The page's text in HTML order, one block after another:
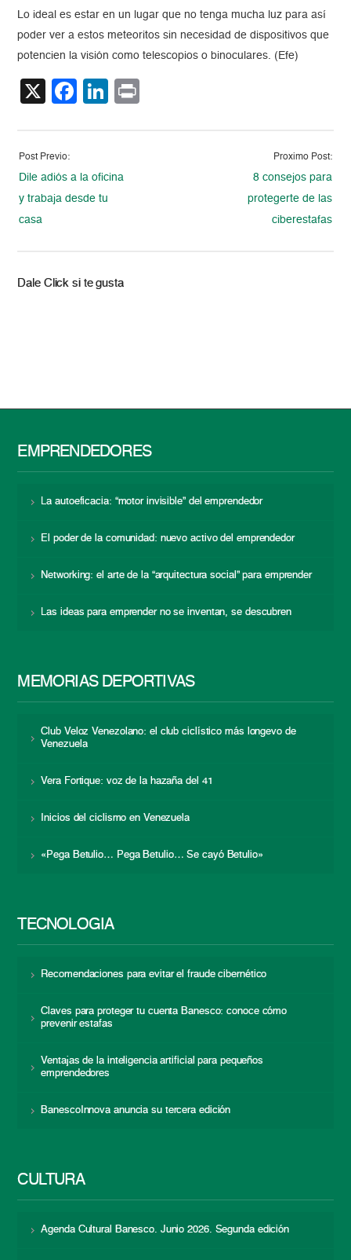
Lo ideal es estar en un lugar que no tenga mucha luz para así
poder ver a estos meteoritos sin necesidad de dispositivos que
potencien la visión como telescopios o binoculares. (Efe)
X Facebook
LinkedIn
Post Previo:
Dile adiós a la oficina
y trabaja desde tu
casa
Proximo Post:
8 consejos para
protegerte de las
ciberestafas
Dale Click si te gusta
EMPRENDEDORES
La autoeficacia: “motor invisible” del emprendedor
El poder de la comunidad: nuevo activo del emprendedor
Networking: el arte de la “arquitectura social” para emprender
Las ideas para emprender no se inventan, se descubren
MEMORIAS DEPORTIVAS
Club Veloz Venezolano: el club ciclístico más longevo de
Venezuela
Vera Fortique: voz de la hazaña del 41
Inicios del ciclismo en Venezuela
«Pega Betulio… Pega Betulio… Se cayó Betulio»
TECNOLOGÍA
Recomendaciones para evitar el fraude cibernético
Claves para proteger tu cuenta Banesco: conoce cómo
prevenir estafas
Ventajas de la inteligencia artificial para pequeños
emprendedores
BanescoInnova anuncia su tercera edición
CULTURA
Agenda Cultural Banesco. Junio 2026. Segunda edición